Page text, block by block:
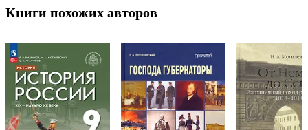
Книги похожих авторов